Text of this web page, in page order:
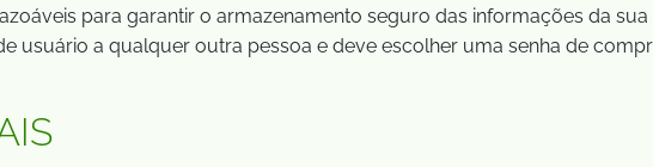
para garantir o armazenamento seguro das informações da
usuário a qualquer outra pessoa e deve escolher uma senha de